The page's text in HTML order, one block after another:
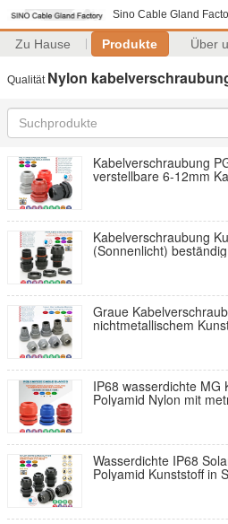
Sino Cable Gland
Zu Hause Produkte Über
Qualität Nylon
Kabelverschraubung
verstellbare 6-12mm
Kabelverschraubung
(Sonnenlicht)
M12~M75, metrisches
Graue
nichtmetallischem
wasserdichter 5-10
IP68 wasserdichte MG
Polyamid Nylon mit
Wasserdichte IP68
Polyamid Kunststoff in